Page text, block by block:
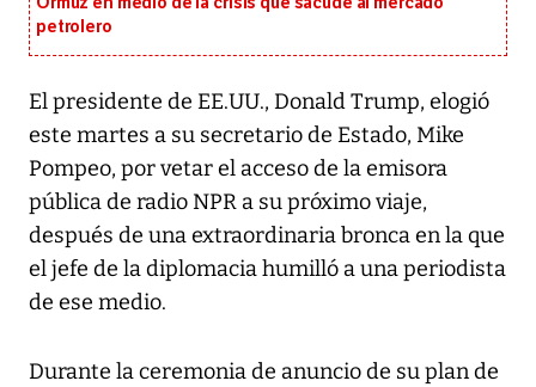
petrolero
El presidente de EE.UU., Donald Trump, elogió
este martes a su secretario de Estado, Mike
Pompeo, por vetar el acceso de la emisora
pública de radio NPR a su próximo viaje,
después de una extraordinaria bronca en la que
el jefe de la diplomacia humilló a una periodista
de ese medio.
Durante la ceremonia de anuncio de su plan de